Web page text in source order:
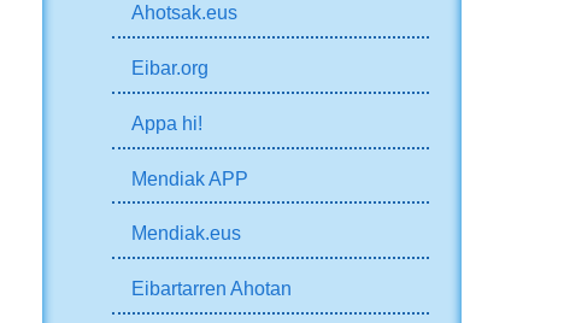
Ahotsak.eus
Eibar.org
Appa hi!
Mendiak APP
Mendiak.eus
Eibartarren Ahotan